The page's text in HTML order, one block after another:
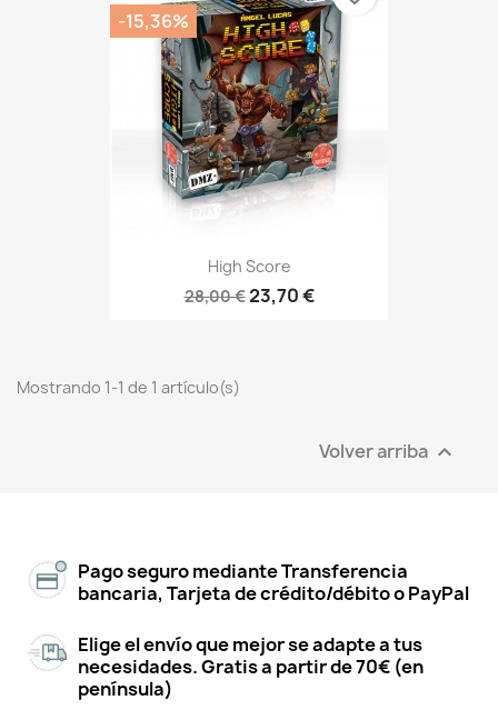
High Score
28,00 €23,70 €
-15,36%
Mostrando 1-1 de 1 artículo(s)
Volver arriba 
Pago seguro mediante Transferencia
bancaria, Tarjeta de crédito/débito o PayPal
Elige el envío que mejor se adapte a tus
necesidades. Gratis a partir de 70€ (en
península)